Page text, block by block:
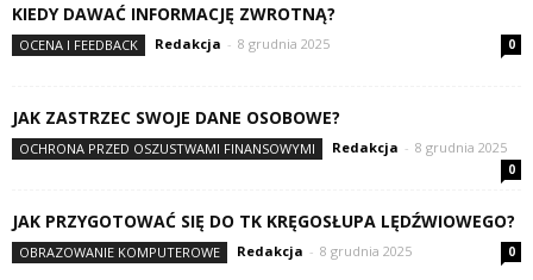
KIEDY DAWAĆ INFORMACJĘ ZWROTNĄ?
OCENA I FEEDBACK Redakcja - 8 grudnia 2025 0
JAK ZASTRZEC SWOJE DANE OSOBOWE?
OCHRONA PRZED OSZUSTWAMI FINANSOWYMI Redakcja - 8 grudnia 2025
0
JAK PRZYGOTOWAĆ SIĘ DO TK KRĘGOSŁUPA LĘDŹWIOWEGO?
OBRAZOWANIE KOMPUTEROWE Redakcja - 8 grudnia 2025 0